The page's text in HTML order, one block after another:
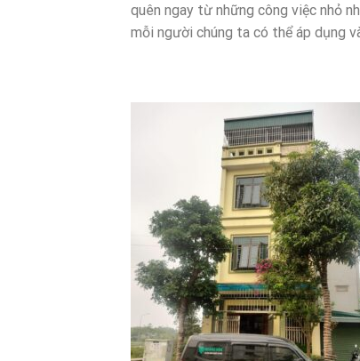
quên ngay từ những công việc nhỏ
mỗi người chúng ta có thể áp dụng